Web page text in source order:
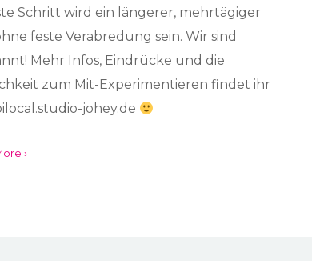
Schritt wird ein längerer, mehrtägiger
feste Verabredung sein. Wir sind
Mehr Infos, Eindrücke und die
zum Mit-Experimentieren findet ihr
johey.de
›